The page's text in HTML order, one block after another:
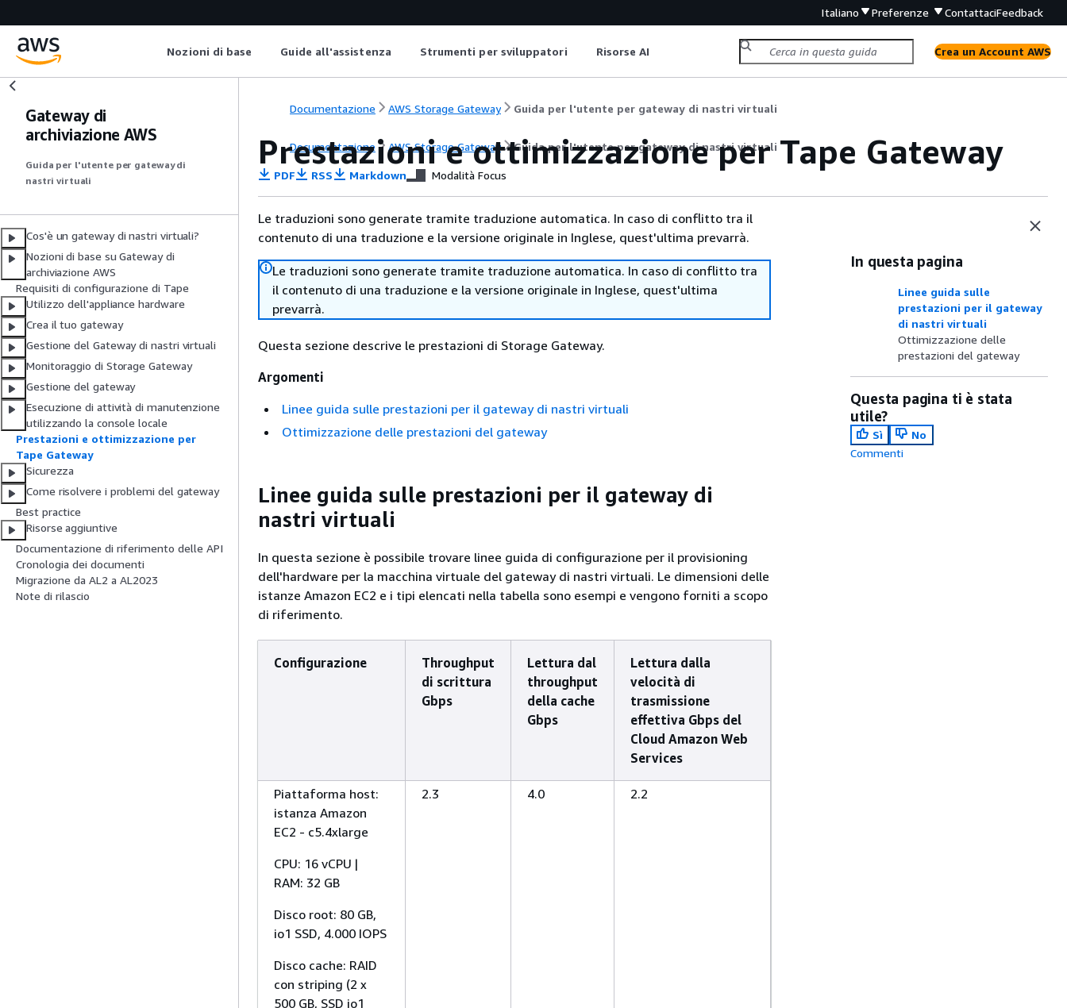
Italiano Preferenze ContattaciFeedback
Nozioni di base Guide all'assistenza Strumenti per sviluppatori Risorse AI Crea un Account AWS
Gateway di
archiviazione AWS
Guida per l'utente per gateway di
nastri virtuali
Cos'è un gateway di nastri virtuali?
Nozioni di base su Gateway di
archiviazione AWS
Requisiti di configurazione di Tape
Utilizzo dell'appliance hardware
Crea il tuo gateway
Gestione del Gateway di nastri virtuali
Monitoraggio di Storage Gateway
Gestione del gateway
Esecuzione di attività di manutenzione
utilizzando la console locale
Prestazioni e ottimizzazione per
Tape Gateway
Sicurezza
Come risolvere i problemi del gateway
Best practice
Risorse aggiuntive
Documentazione di riferimento delle API
Cronologia dei documenti
Migrazione da AL2 a AL2023
Note di rilascio
Documentazione AWS Storage Gateway Guida per l'utente per gateway di nastri virtuali
Documentazione AWS Storage Gateway Guida per l'utente per gateway di nastri virtuali
Prestazioni e ottimizzazione per Tape Gateway
PDF RSS Markdown Modalità Focus
Le traduzioni sono generate tramite traduzione automatica. In caso di conflitto tra il
contenuto di una traduzione e la versione originale in Inglese, quest'ultima prevarrà.
Le traduzioni sono generate tramite traduzione automatica. In caso di conflitto tra
il contenuto di una traduzione e la versione originale in Inglese, quest'ultima
prevarrà.
Questa sezione descrive le prestazioni di Storage Gateway.
Argomenti
Linee guida sulle prestazioni per il gateway di nastri virtuali
Ottimizzazione delle prestazioni del gateway
Linee guida sulle prestazioni per il gateway di
nastri virtuali
In questa sezione è possibile trovare linee guida di configurazione per il provisioning
dell'hardware per la macchina virtuale del gateway di nastri virtuali. Le dimensioni delle
istanze Amazon EC2 e i tipi elencati nella tabella sono esempi e vengono forniti a scopo
di riferimento.
Configurazione
Throughput
di scrittura
Gbps
Lettura dal
throughput
della cache
Gbps
Lettura dalla
velocità di
trasmissione
effettiva Gbps del
Cloud Amazon Web
Services
Piattaforma host:
istanza Amazon
EC2 - c5.4xlarge
CPU: 16 vCPU |
RAM: 32 GB
Disco root: 80 GB,
io1 SSD, 4.000 IOPS
Disco cache: RAID
con striping (2 x
500 GB, SSD io1
2.3 4.0 2.2
In questa pagina
Linee guida sulle
prestazioni per il gateway
di nastri virtuali
Ottimizzazione delle
prestazioni del gateway
Questa pagina ti è stata
utile?
Sì
No
Commenti